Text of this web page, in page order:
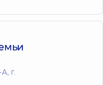
г.